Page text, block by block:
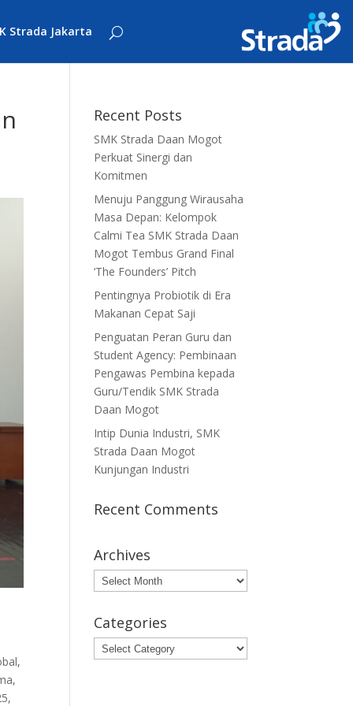
Strada Jakarta
Recent Posts
SMK Strada Daan Mogot
Perkuat Sinergi dan
Komitmen
Menuju Panggung Wirausaha
Masa Depan: Kelompok
Calmi Tea SMK Strada Daan
Mogot Tembus Grand Final
‘The Founders’ Pitch
Pentingnya Probiotik di Era
Makanan Cepat Saji
Penguatan Peran Guru dan
Student Agency: Pembinaan
Pengawas Pembina kepada
Guru/Tendik SMK Strada
Daan Mogot
Intip Dunia Industri, SMK
Strada Daan Mogot
Kunjungan Industri
Recent Comments
Archives
Archives
Categories
Categories